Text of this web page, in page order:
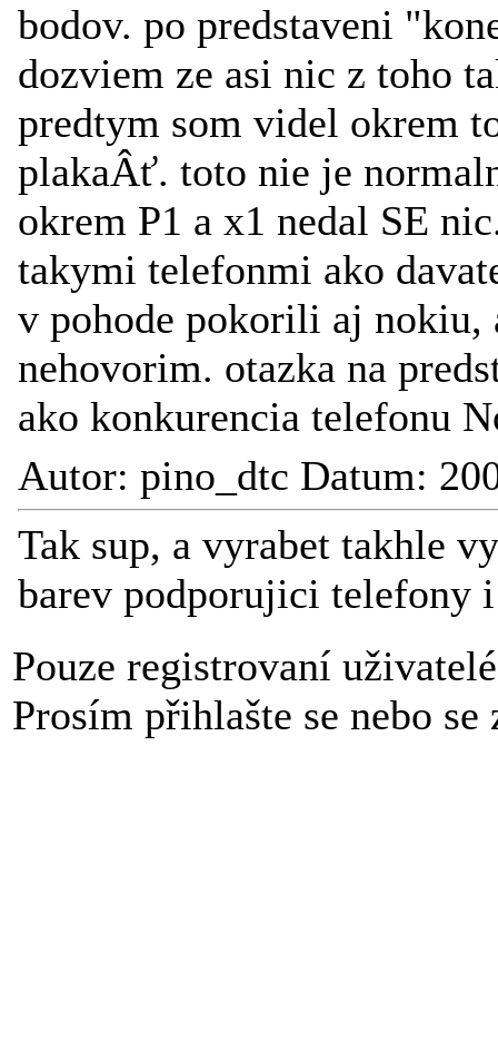
bodov. po predstaveni
dozviem ze asi nic z toho
predtym som videl okrem
plakaÂť. toto nie je
okrem P1 a x1 nedal SE
takymi telefonmi ako
v pohode pokorili aj nokiu,
nehovorim. otazka na
ako konkurencia telefonu
Autor: pino_dtc Datum:
Tak sup, a vyrabet takhle
barev podporujici telefony
Pouze registrovaní
Prosím přihlašte se nebo